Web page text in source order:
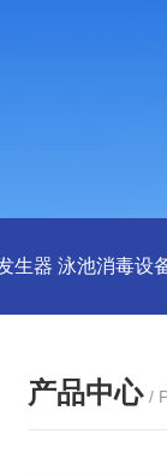
生器 泳池消毒设
产品中心 /